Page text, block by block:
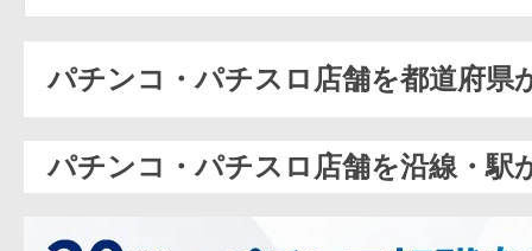
パチンコ・パチスロ店舗を都道府県
パチンコ・パチスロ店舗を沿線・駅